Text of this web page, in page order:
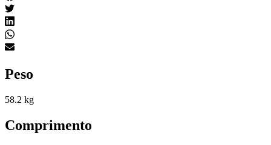
Peso
58.2 kg
Comprimento